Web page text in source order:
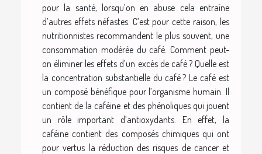
pour la santé, lorsqu’on en abuse cela entraîne
d’autres effets néfastes. C’est pour cette raison, les
nutritionnistes recommandent le plus souvent, une
consommation modérée du café. Comment peut-
on éliminer les effets d’un excès de café ? Quelle est
la concentration substantielle du café ? Le café est
un composé bénéfique pour l’organisme humain. Il
contient de la caféine et des phénoliques qui jouent
un rôle important d’antioxydants. En effet, la
caféine contient des composés chimiques qui ont
pour vertus la réduction des risques de cancer et